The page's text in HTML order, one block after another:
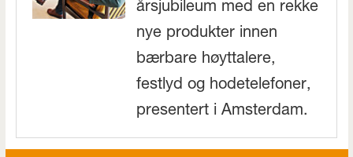
årsjubileum med en rekke
nye produkter innen
bærbare høyttalere,
festlyd og hodetelefoner,
presentert i Amsterdam.